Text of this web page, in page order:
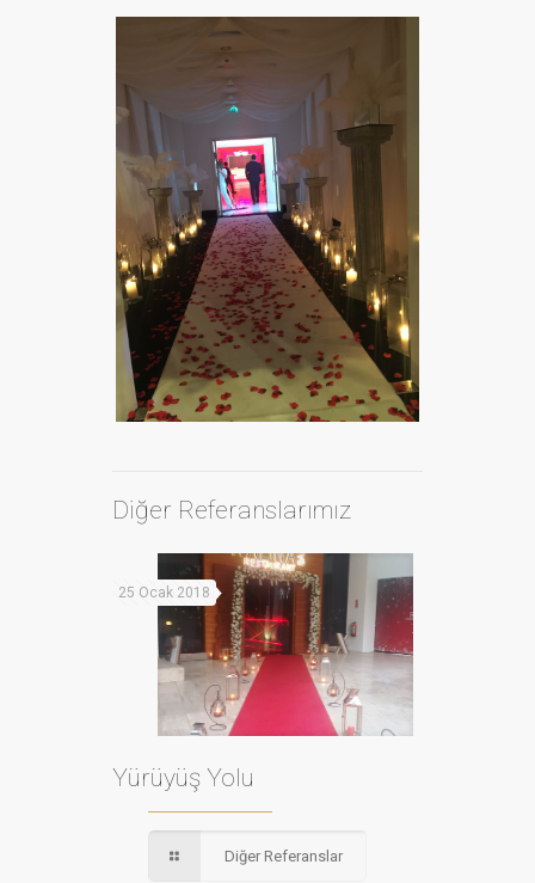
Diğer Referanslarımız
25 Ocak 2018
Yürüyüş Yolu
Diğer Referanslar